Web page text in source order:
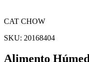
CAT CHOW
SKU: 20168404
Alimento